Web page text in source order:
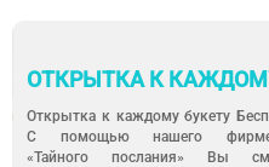
ОТКРЫТКА К
Открытка к каждому букету
С помощью нашего
«Тайного послания» Вы